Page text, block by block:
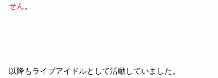
せん。
以降もライブアイドルとして活動していました。